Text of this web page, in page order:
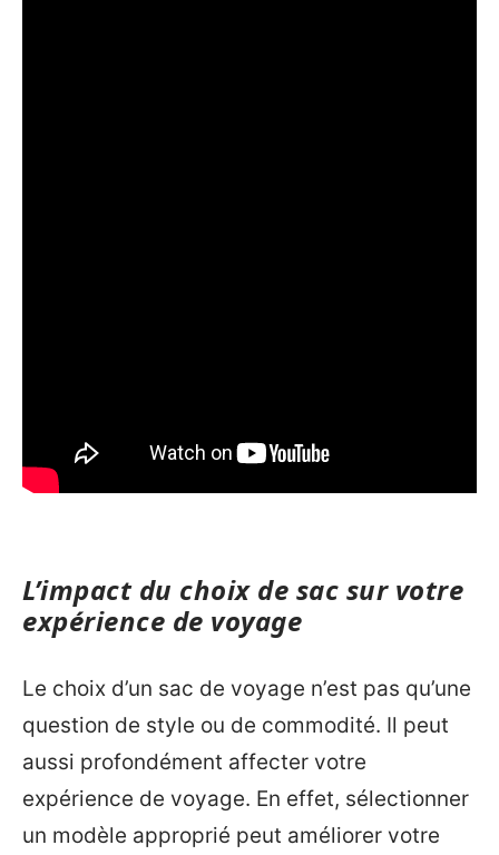
L’impact du choix de sac sur votre
expérience de voyage
Le choix d’un sac de voyage n’est pas qu’une
question de style ou de commodité. Il peut
aussi profondément affecter votre
expérience de voyage. En effet, sélectionner
un modèle approprié peut améliorer votre